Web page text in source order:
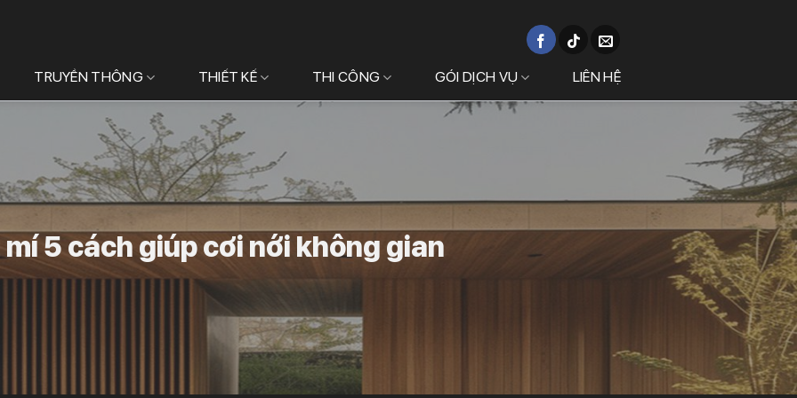
TRUYỀN THÔNG THIẾT KẾ THI CÔNG GÓI DỊCH VỤ LIÊN HỆ
mí 5 cách giúp cơi nới không gian